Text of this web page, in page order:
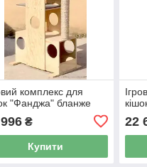
комплекс для
"Фанджа" бланже
₴
Купити
22